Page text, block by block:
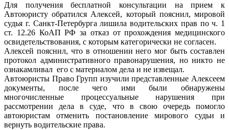
Для получения бесплатной консультации на прием к
Автоюристу обратился Алексей, который пояснил, мировой
судья г. Санкт-Петербурга лишила водительских прав по ч. 1
ст. 12.26 КоАП РФ за отказ от прохождения медицинского
освидетельствования, с которым категорически не согласен.
Алексей пояснил, что в отношении него мог быть составлен
протокол административного правонарушения, но никто не
ознакамливал его с материалом дела и не извещал.
Автоюристы Право Групп изучили представленные Алексеем
документы, после чего ими были обнаружены
многочисленные процессуальные нарушения при
рассмотрении дела в суде, что в свою очередь помогло
автоюристам отменить постановление мирового судьи и
вернуть водительские права.